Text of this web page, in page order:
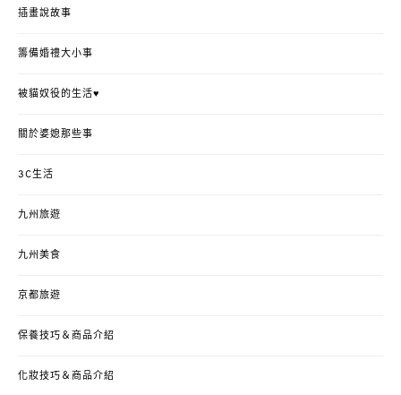
插畫說故事
籌備婚禮大小事
被貓奴役的生活♥
關於婆媳那些事
3C生活
九州旅遊
九州美食
京都旅遊
保養技巧＆商品介紹
化妝技巧＆商品介紹